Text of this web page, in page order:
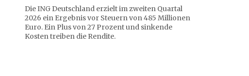
Die ING Deutschland erzielt im zweiten Quartal
2026 ein Ergebnis vor Steuern von 485 Millionen
Euro. Ein Plus von 27 Prozent und sinkende
Kosten treiben die Rendite.